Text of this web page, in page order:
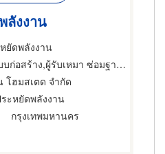
ลังงาน
ยัดพลังงาน
บเหมา ซ่อมฐานรากและโครงสร้างก่อสร้าง,วิศวกรโครงสร้าง
โฮมสเตด จำกัด
ะหยัดพลังงาน
กรุงเทพมหานคร